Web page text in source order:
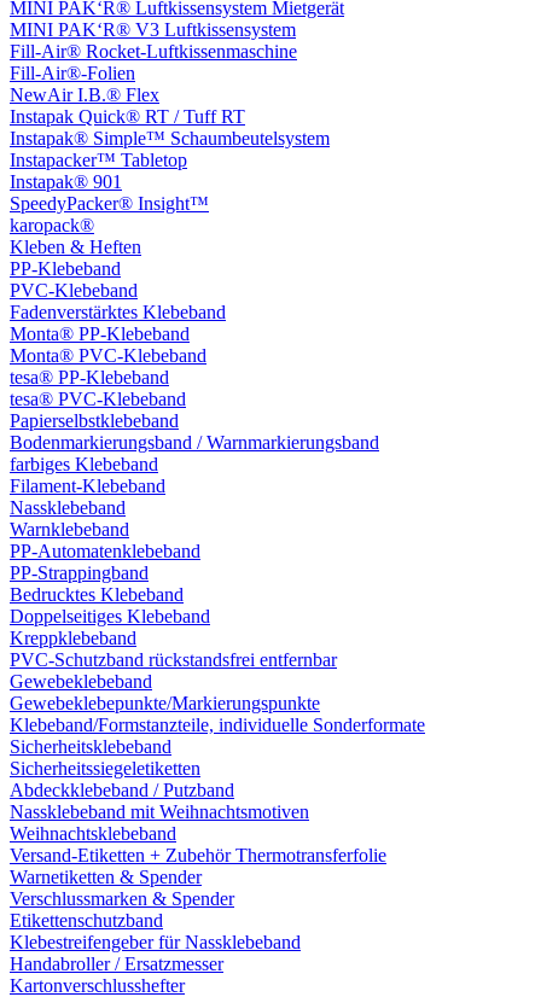
MINI PAK‘R® Luftkissensystem Mietgerät
MINI PAK‘R® V3 Luftkissensystem
Fill-Air® Rocket-Luftkissenmaschine
Fill-Air®-Folien
NewAir I.B.® Flex
Instapak Quick® RT / Tuff RT
Instapak® Simple™ Schaumbeutelsystem
Instapacker™ Tabletop
Instapak® 901
SpeedyPacker® Insight™
karopack®
Kleben & Heften
PP-Klebeband
PVC-Klebeband
Fadenverstärktes Klebeband
Monta® PP-Klebeband
Monta® PVC-Klebeband
tesa® PP-Klebeband
tesa® PVC-Klebeband
Papierselbstklebeband
Bodenmarkierungsband / Warnmarkierungsband
farbiges Klebeband
Filament-Klebeband
Nassklebeband
Warnklebeband
PP-Automatenklebeband
PP-Strappingband
Bedrucktes Klebeband
Doppelseitiges Klebeband
Kreppklebeband
PVC-Schutzband rückstandsfrei entfernbar
Gewebeklebeband
Gewebeklebepunkte/Markierungspunkte
Klebeband/Formstanzteile, individuelle Sonderformate
Sicherheitsklebeband
Sicherheitssiegeletiketten
Abdeckklebeband / Putzband
Nassklebeband mit Weihnachtsmotiven
Weihnachtsklebeband
Versand-Etiketten + Zubehör Thermotransferfolie
Warnetiketten & Spender
Verschlussmarken & Spender
Etikettenschutzband
Klebestreifengeber für Nassklebeband
Handabroller / Ersatzmesser
Kartonverschlusshefter